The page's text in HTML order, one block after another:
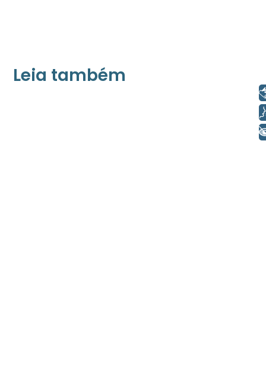
Leia também